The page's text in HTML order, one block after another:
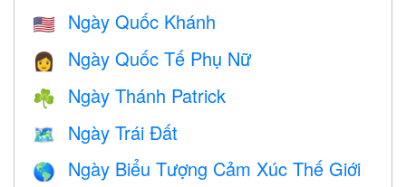
🇺🇸 Ngày Quốc Khánh
👩 Ngày Quốc Tế Phụ Nữ
☘️ Ngày Thánh Patrick
🗺️ Ngày Trái Đất
🌎 Ngày Biểu Tượng Cảm Xúc Thế Giới